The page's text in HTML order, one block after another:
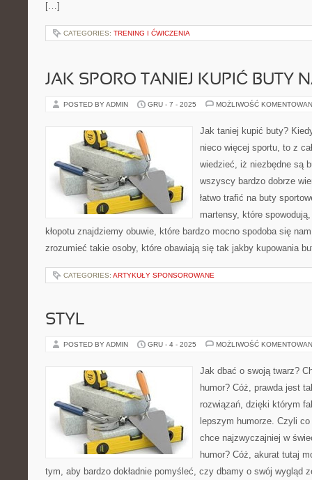
[…]
CATEGORIES: TRENING I ĆWICZENIA
JAK SPORO TANIEJ KUPIĆ BUTY
POSTED BY ADMIN GRU - 7 - 2025 MOŻLIWOŚĆ
Jak taniej kupić buty?
nieco więcej sportu, to z
wiedzieć, iż niezbędne są
wszyscy bardzo dobrze
łatwo trafić na buty
martensy, które
kłopotu znajdziemy obuwie, które bardzo mocno spodoba się
zrozumieć takie osoby, które obawiają się tak jakby kupowania
CATEGORIES: ARTYKUŁY SPONSOROWANE
STYL
POSTED BY ADMIN GRU - 4 - 2025 MOŻLIWOŚĆ
Jak dbać o swoją twarz?
humor? Cóż, prawda jest
rozwiązań, dzięki którym
lepszym humorze. Czyli
chce najzwyczajniej w
humor? Cóż, akurat tutaj
tym, aby bardzo dokładnie pomyśleć, czy dbamy o swój wygląd